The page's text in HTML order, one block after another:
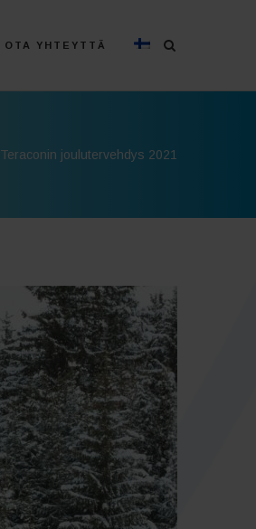
OTA YHTEYTTÄ
Teraconin joulutervehdys 2021